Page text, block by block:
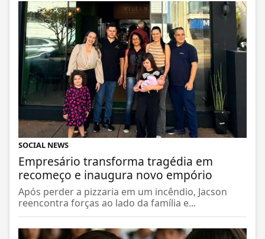
SOCIAL NEWS
Empresário transforma tragédia em
recomeço e inaugura novo empório
Após perder a pizzaria em um incêndio, Jacson
reencontra forças ao lado da família e...